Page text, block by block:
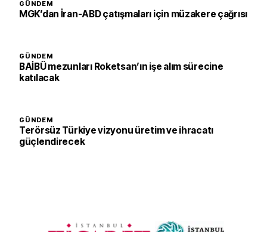
GÜNDEM
MGK’dan İran-ABD çatışmaları için müzakere çağrısı
GÜNDEM
BAİBÜ mezunları Roketsan’ın işe alım sürecine
katılacak
GÜNDEM
Terörsüz Türkiye vizyonu üretim ve ihracatı
güçlendirecek